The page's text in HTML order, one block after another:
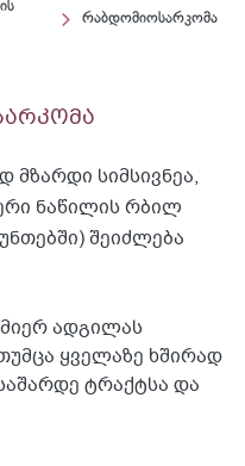
რაბდომიოსარკომა
სიმსივნეა,
ნაწილის რბილ
შეიძლება
ადგილას
ყველაზე ხშირად
ტრაქტსა და